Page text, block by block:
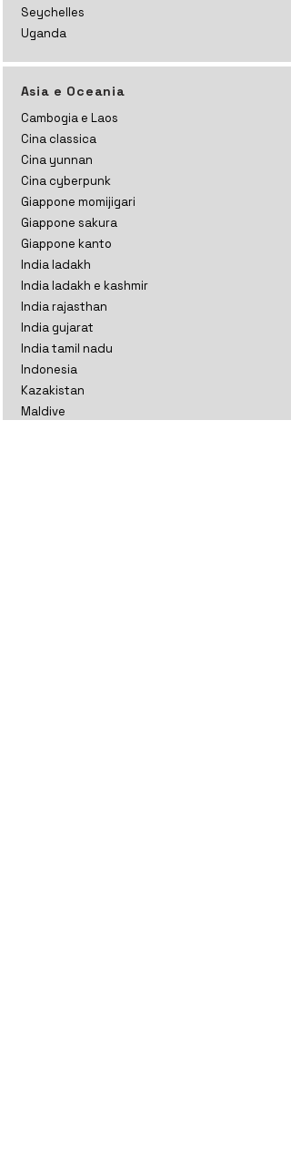
Seychelles
Uganda
Asia e Oceania
Cambogia e Laos
Cina classica
Cina yunnan
Cina cyberpunk
Giappone momijigari
Giappone sakura
Giappone kanto
India ladakh
India ladakh e kashmir
India rajasthan
India gujarat
India tamil nadu
Indonesia
Kazakistan
Maldive